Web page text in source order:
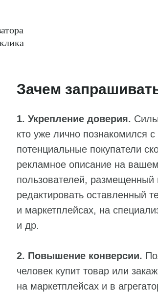
Зачем
1. Укрепление доверия.
кто уже лично познакомился
потенциальные покупатели
рекламное описание на
пользователей,
редактировать оставленный
и маркетплейсах, на
и др.
2. Повышение конверсии.
человек купит товар или
на маркетплейсах и в